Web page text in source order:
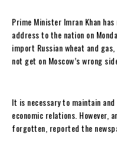
Prime Minister Imran Khan
address to the nation on
import Russian wheat and
not get on Moscow’s wrong
It is necessary to maintain
economic relations. However,
forgotten, reported the